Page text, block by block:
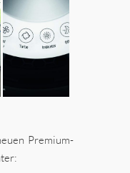
Premium-